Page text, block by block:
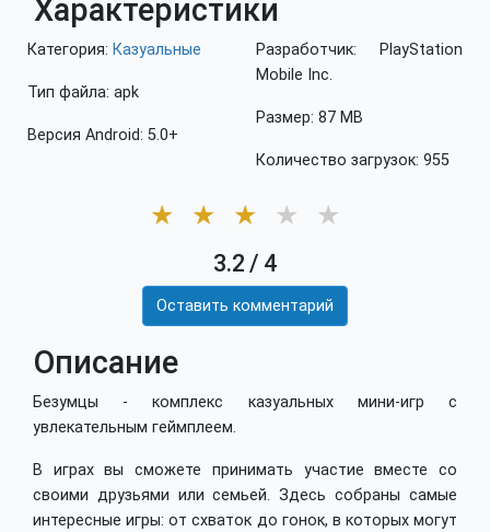
Характеристики
Категория: Казуальные
Тип файла: apk
Версия Android: 5.0+
Разработчик: PlayStation
Mobile Inc.
Размер: 87 MB
Количество загрузок: 955
★ ★ ★ ★ ★
3.2 / 4
Оставить комментарий
Описание
Безумцы - комплекс казуальных мини-игр с
увлекательным геймплеем.
В играх вы сможете принимать участие вместе со
своими друзьями или семьей. Здесь собраны самые
интересные игры: от схваток до гонок, в которых могут